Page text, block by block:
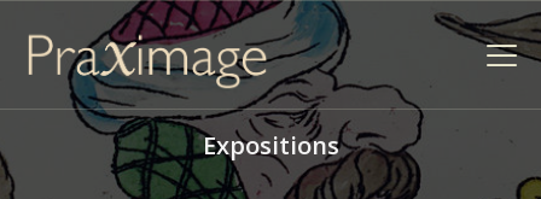
Expositions
MALLES